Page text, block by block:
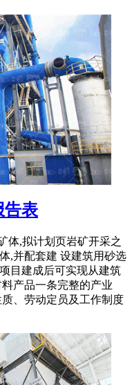
告表
体,拟计划页岩矿开采之
,并配套建 设建筑用砂选
目建成后可实现从建筑
产品一条完整的产业
、劳动定员及工作制度